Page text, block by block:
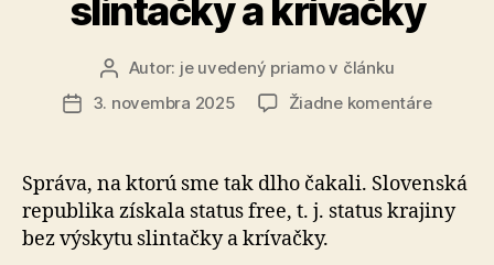
slintačky a krívačky
AutorAutor: je uvedený priamo v článku
Dátum3. novembra 2025 Žiadne komentárena
opäť
status
Správa, na ktorú sme tak dlho čakali. Slovenská
republika získala status free, t. j. status krajiny
bez výskytu slintačky a krívačky.